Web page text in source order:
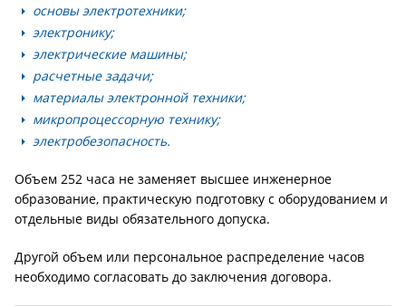
основы электротехники;
электронику;
электрические машины;
расчетные задачи;
материалы электронной техники;
микропроцессорную технику;
электробезопасность.
Объем 252 часа не заменяет высшее инженерное
образование, практическую подготовку с оборудованием и
отдельные виды обязательного допуска.
Другой объем или персональное распределение часов
необходимо согласовать до заключения договора.